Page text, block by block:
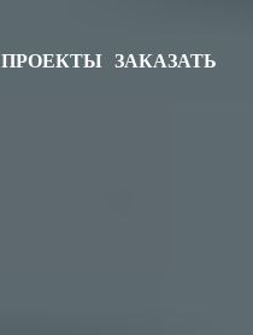
ПРОЕКТЫ ЗАКАЗАТЬ